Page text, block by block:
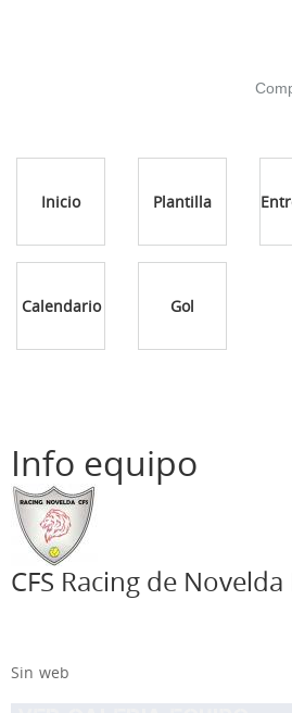
Inicio Plantilla
Calendario Gol
Info equipo
CFS Racing de Novelda
Sin web